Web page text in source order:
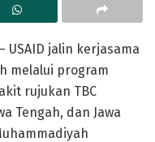
– USAID jalin kerjasama
melalui program
rujukan TBC
Tengah, dan Jawa